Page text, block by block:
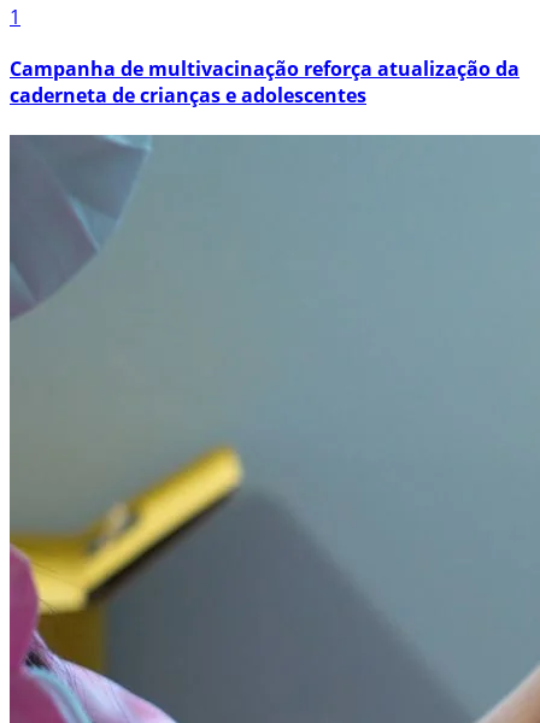
1
Campanha de multivacinação reforça atualização da
caderneta de crianças e adolescentes